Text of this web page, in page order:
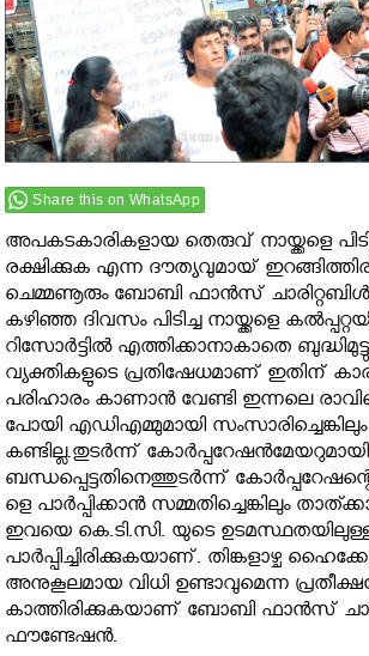
Share this on WhatsApp
അപകടകാരികളായ തെരുവ് നായ്ക്കളെ
രക്ഷിക്കുക എന്ന ദൗത്യവുമായ്
ചെമ്മണൂരും ബോബി ഫാന്‍സ്
കഴിഞ്ഞ ദിവസം പിടിച്ച നായ്ക്കളെ
റിസോര്‍ട്ടില്‍ എത്തിക്കാനാകാതെ
വ്യക്തികളുടെ പ്രതിഷേധമാണ് ഇതിന്
പരിഹാരം കാണാന്‍ വേണ്ടി ഇന്നലെ
പോയി എഡിഎമ്മുമായി
കണ്ടില്ല.തുടര്‍ന്ന് കോര്‍പ്പറേഷന്‍മേയറുമായി
ബന്ധപ്പെട്ടതിനെത്തുടര്‍ന്ന്
ളെ പാര്‍പ്പിക്കാന്‍ സമ്മതിച്ചെങ്കിലും
ഇവയെ കെ.ടി.സി. യുടെ
പാര്‍പ്പിച്ചിരിക്കുകയാണ്. തിങ്കളാഴ്ച
അനുകൂലമായ വിധി ഉണ്ടാവുമെന്ന
കാത്തിരിക്കുകയാണ് ബോബി ഫാന്‍സ്
ഫൗണ്ടേഷന്‍.